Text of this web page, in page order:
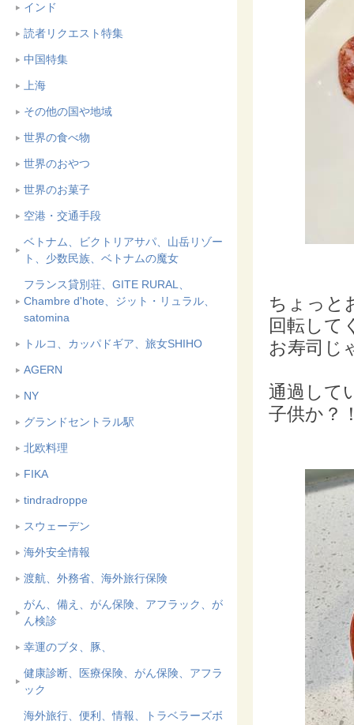
インド
読者リクエスト特集
中国特集
上海
その他の国や地域
世界の食べ物
世界のおやつ
世界のお菓子
空港・交通手段
ベトナム、ビクトリアサパ、山岳リゾー
ト、少数民族、ベトナムの魔女
フランス貸別荘、GITE RURAL、
Chambre d'hote、ジット・リュラル、
satomina
トルコ、カッパドギア、旅女SHIHO
AGERN
NY
グランドセントラル駅
北欧料理
FIKA
tindradroppe
スウェーデン
海外安全情報
渡航、外務省、海外旅行保険
がん、備え、がん保険、アフラック、が
ん検診
幸運のブタ、豚、
健康診断、医療保険、がん保険、アフラ
ック
海外旅行、便利、情報、トラベラーズボ
ちょっと
回転して
お寿司じ
通過して
子供か？